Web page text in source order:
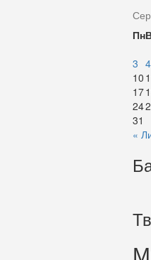
Пн
3 4
10
17
24
31
«